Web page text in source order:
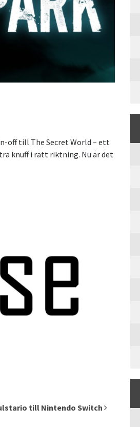
off till The Secret World – ett
knuff i rätt riktning. Nu är det
till Nintendo Switch